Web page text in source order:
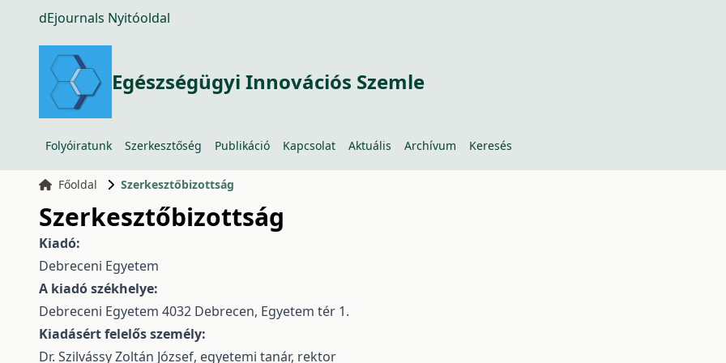
dEjournals Nyitóoldal
Egészségügyi Innovációs Szemle
Folyóiratunk Szerkesztőség Publikáció Kapcsolat Aktuális Archívum Keresés
Főoldal Szerkesztőbizottság
Szerkesztőbizottság
Kiadó:
Debreceni Egyetem
A kiadó székhelye:
Debreceni Egyetem 4032 Debrecen, Egyetem tér 1.
Kiadásért felelős személy:
Dr. Szilvássy Zoltán József, egyetemi tanár, rektor